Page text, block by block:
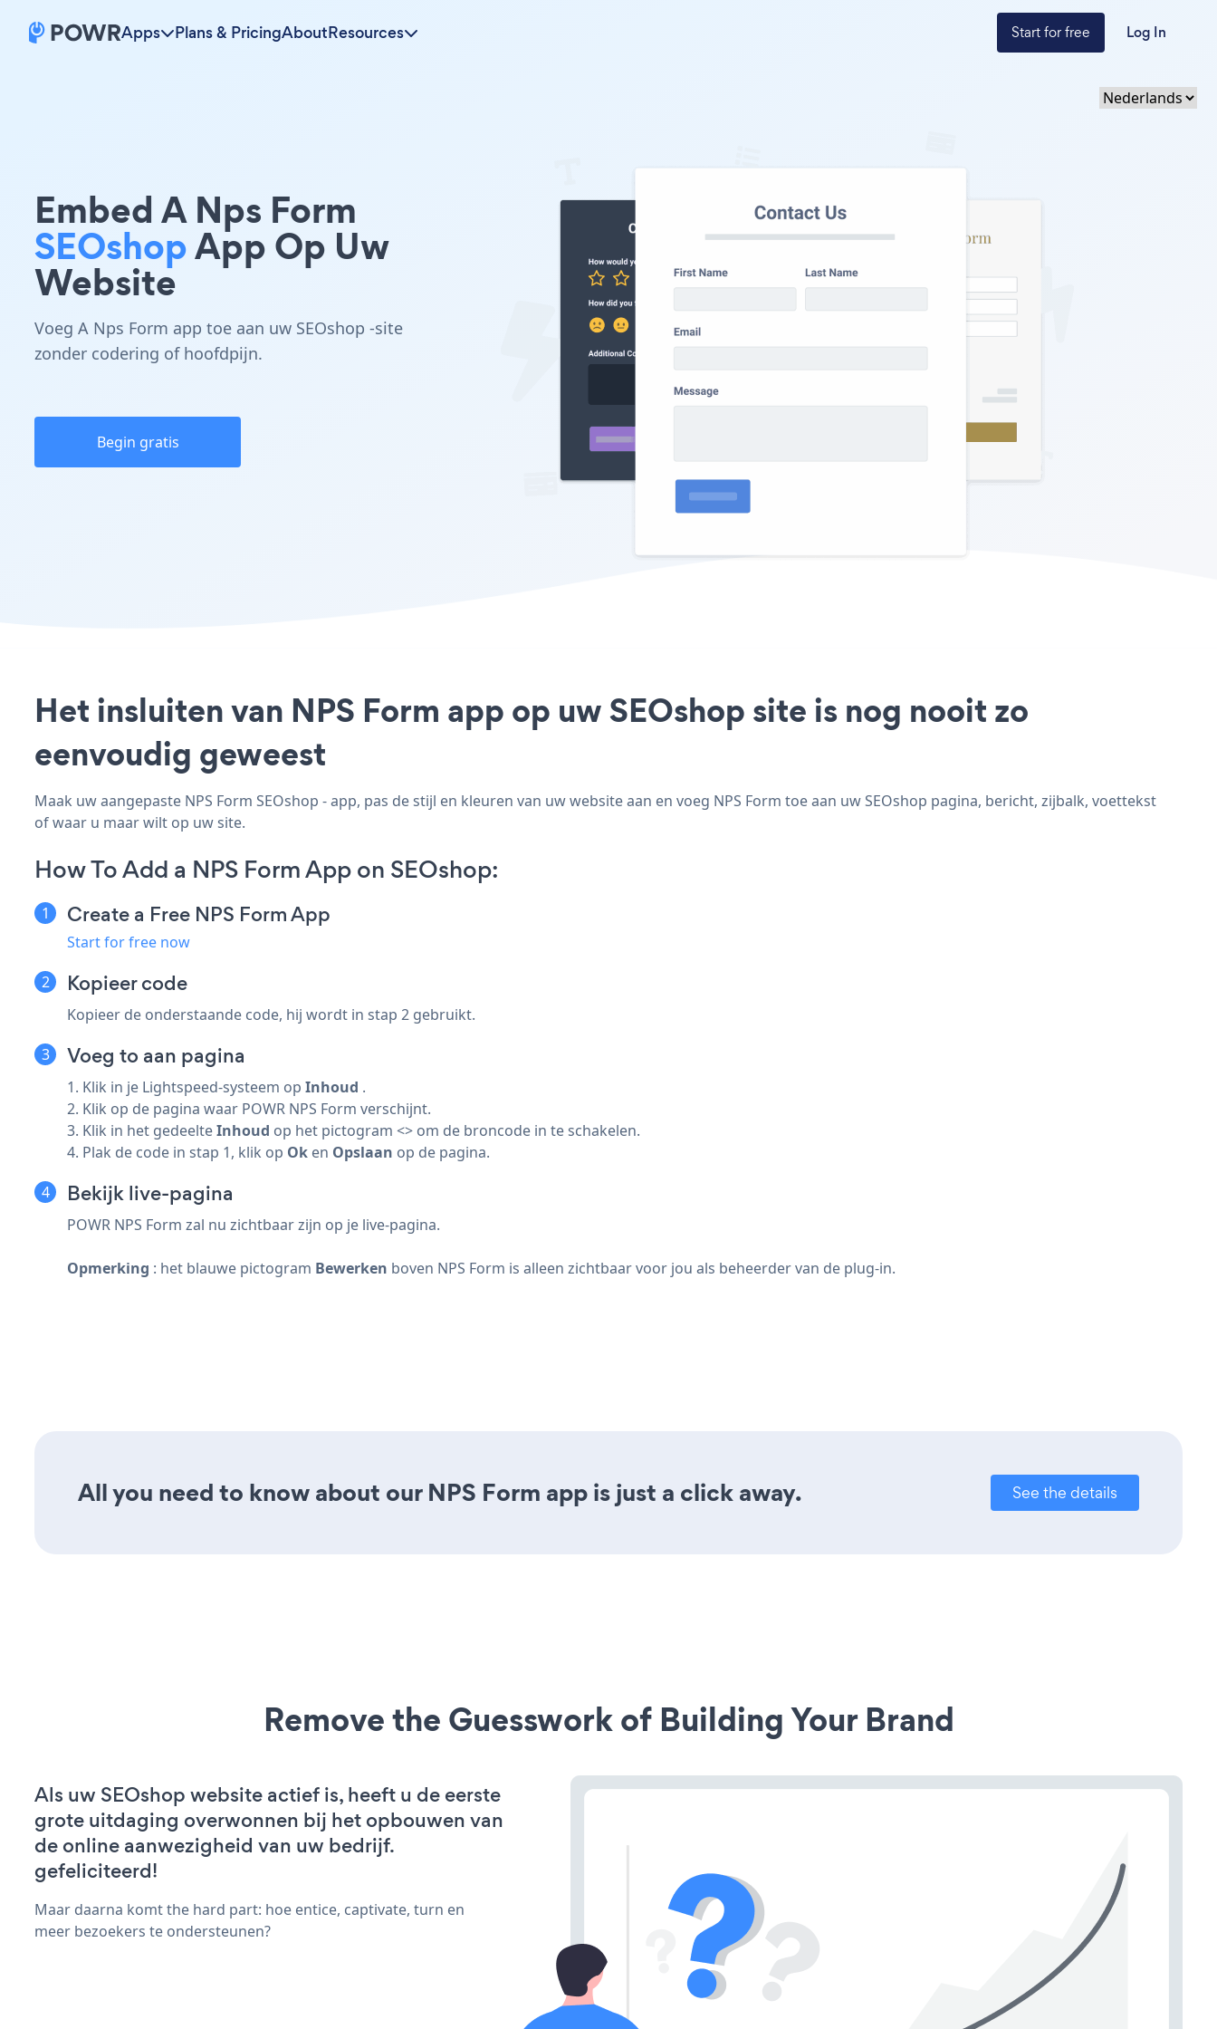
Apps Plans & PricingAboutResources Start for free Log In
Embed A Nps Form
SEOshopApp Op Uw
Website
Voeg A Nps Form app toe aan uw SEOshop -site
zonder codering of hoofdpijn.
Begin gratis
Het insluiten van NPS Form app op uw SEOshop site is nog nooit zo
eenvoudig geweest
Maak uw aangepaste NPS Form SEOshop - app, pas de stijl en kleuren van uw website aan en voeg NPS Form toe aan uw SEOshop pagina, bericht, zijbalk, voettekst
of waar u maar wilt op uw site.
How To Add a NPS Form App on SEOshop:
Create a Free NPS Form App
Start for free now
Kopieer code
Kopieer de onderstaande code, hij wordt in stap 2 gebruikt.
Voeg to aan pagina
1. Klik in je Lightspeed-systeem op Inhoud .
2. Klik op de pagina waar POWR NPS Form verschijnt.
3. Klik in het gedeelteInhoud op het pictogram <> om de broncode in te schakelen.
4. Plak de code in stap 1, klik op Ok en Opslaan op de pagina.
Bekijk live-pagina
POWR NPS Form zal nu zichtbaar zijn op je live-pagina.
Opmerking : het blauwe pictogram Bewerken boven NPS Form is alleen zichtbaar voor jou als beheerder van de plug-in.
All you need to know about our NPS Form app is just a click away. See the details
Remove the Guesswork of Building Your Brand
Als uw SEOshop website actief is, heeft u de eerste
grote uitdaging overwonnen bij het opbouwen van
de online aanwezigheid van uw bedrijf.
gefeliciteerd!
Maar daarna komt the hard part: hoe entice, captivate, turn en
meer bezoekers te ondersteunen?